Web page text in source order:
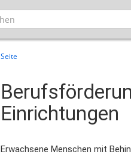
Seite
Einrichtungen
Erwachsene Menschen mit